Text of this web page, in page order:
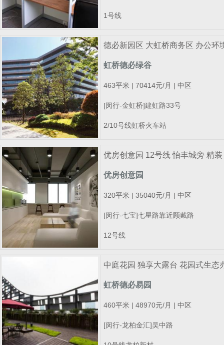
1号线
德必新园区 大虹桥商务区 办公环
虹桥德必绿谷
463平米 | 70414元/月 | 中区
[闵行-金虹桥]建虹路33号
2/10号线虹桥火车站
优房创意园 12号线 怡丰城旁 精
优房创意园
320平米 | 35040元/月 | 中区
[闵行-七宝]七星路靠近顾戴路
12号线
中庭花园 独享大露台 花园式生态
虹桥德必易园
460平米 | 48970元/月 | 中区
[闵行-龙柏金汇]吴中路